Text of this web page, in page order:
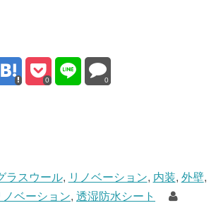
0 0
ラスウール, リノベーション, 内装, 外壁,
ノベーション, 透湿防水シート